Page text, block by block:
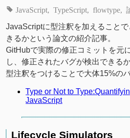
JavaScript TypeScript flowtype
JavaScriptに型注釈を加えること
きるかという論文の紹介記事。
GitHubで実際の修正コミットを元
し、修正されたバグが検出できる
型注釈をつけることで大体15%の
Type or Not to
JavaScript
Lifecycle Simulators